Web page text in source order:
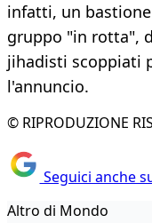
infatti, un
gruppo "in rotta",
jihadisti scoppiati
l'annuncio.
© RIPRODUZIONE
Seguici anche
Altro di Mondo